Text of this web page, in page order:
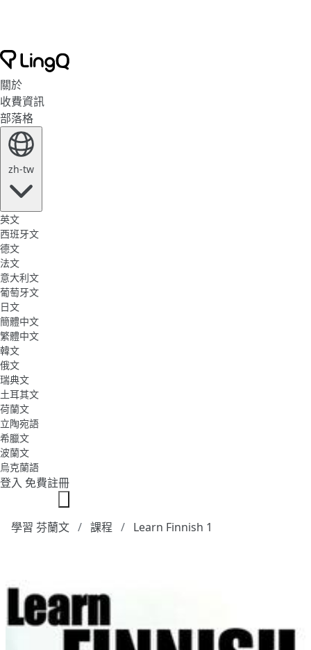
關於
收費資訊
部落格
zh-tw
英文
西班牙文
德文
法文
意大利文
葡萄牙文
日文
簡體中文
繁體中文
韓文
俄文
瑞典文
土耳其文
荷蘭文
立陶宛語
希臘文
波蘭文
烏克蘭語
登入 免費註冊
學習 芬蘭文 課程 Learn Finnish 1